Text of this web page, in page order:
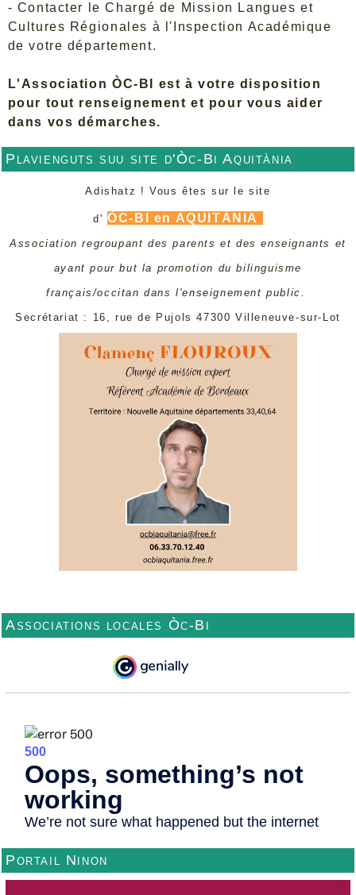
Plavienguts suu site d'Òc-Bi Aquitània
Adishatz ! Vous êtes sur le site
d' ÒC-BI en AQUITÀNIA
Association regroupant des parents et des enseignants et
ayant pour but la promotion du bilinguisme
français/occitan dans l'enseignement public.
Secrétariat : 16, rue de Pujols 47300 Villeneuve-sur-Lot
Associations locales Òc-Bi
Portail Ninon
- Contacter le Chargé de Mission Langues et
Cultures Régionales à l'Inspection Académique
de votre département.
L'Association ÒC-BI est à votre disposition
pour tout renseignement et pour vous aider
dans vos démarches.